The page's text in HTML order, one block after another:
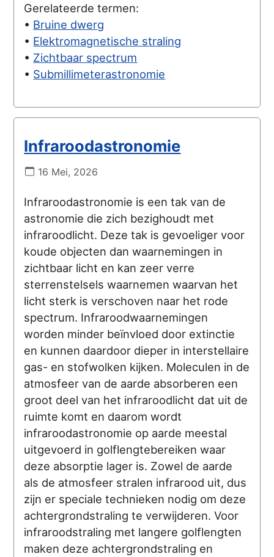
Gerelateerde termen:
• Bruine dwerg
• Elektromagnetische straling
• Zichtbaar spectrum
• Submillimeterastronomie
Infraroodastronomie
16 Mei, 2026
Infraroodastronomie is een tak van de
astronomie die zich bezighoudt met
infraroodlicht. Deze tak is gevoeliger voor
koude objecten dan waarnemingen in
zichtbaar licht en kan zeer verre
sterrenstelsels waarnemen waarvan het
licht sterk is verschoven naar het rode
spectrum. Infraroodwaarnemingen
worden minder beïnvloed door extinctie
en kunnen daardoor dieper in interstellaire
gas- en stofwolken kijken. Moleculen in de
atmosfeer van de aarde absorberen een
groot deel van het infraroodlicht dat uit de
ruimte komt en daarom wordt
infraroodastronomie op aarde meestal
uitgevoerd in golflengtebereiken waar
deze absorptie lager is. Zowel de aarde
als de atmosfeer stralen infrarood uit, dus
zijn er speciale technieken nodig om deze
achtergrondstraling te verwijderen. Voor
infraroodstraling met langere golflengten
maken deze achtergrondstraling en